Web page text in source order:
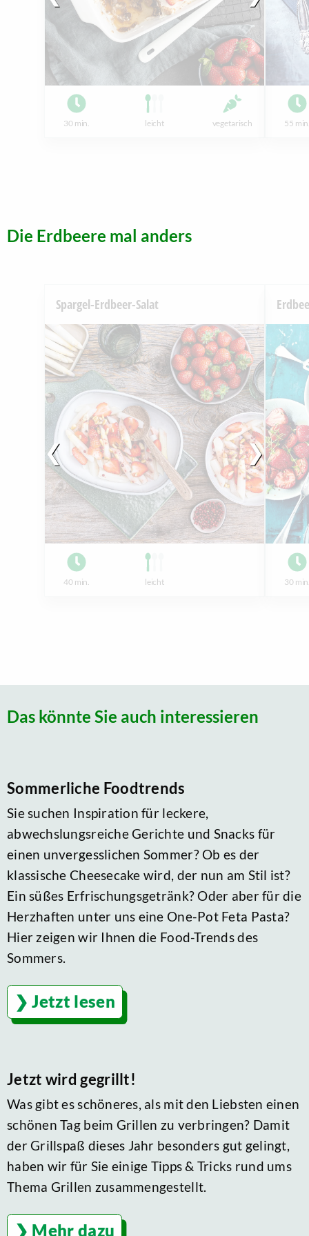
30 min. leicht vegetarisch 55
Die Erdbeere mal anders
Spargel-Erdbeer-Salat
40 min. leicht 30
Das könnte Sie auch interessieren
Sommerliche Foodtrends
Sie suchen Inspiration für leckere,
abwechslungsreiche Gerichte und Snacks für
einen unvergesslichen Sommer? Ob es der
klassische Cheesecake wird, der nun am Stil ist?
Ein süßes Erfrischungsgetränk? Oder aber für die
Herzhaften unter uns eine One-Pot Feta Pasta?
Hier zeigen wir Ihnen die Food-Trends des
Sommers.
Jetzt lesen
Jetzt wird gegrillt!
Was gibt es schöneres, als mit den Liebsten einen
schönen Tag beim Grillen zu verbringen? Damit
der Grillspaß dieses Jahr besonders gut gelingt,
haben wir für Sie einige Tipps & Tricks rund ums
Thema Grillen zusammengestellt.
Mehr dazu